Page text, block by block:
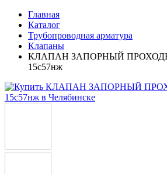
Главная
Каталог
Трубопроводная арматура
Клапаны
КЛАПАН ЗАПОРНЫЙ
15с57нж